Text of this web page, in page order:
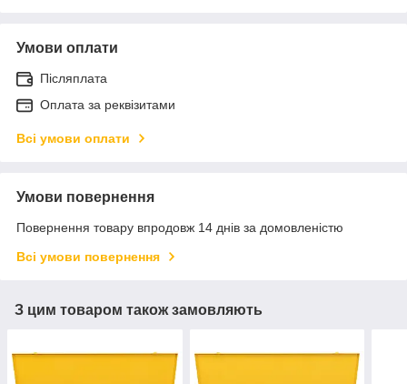
Умови оплати
Післяплата
Оплата за реквізитами
Всі умови оплати
Умови повернення
Повернення товару впродовж 14 днів за домовленістю
Всі умови повернення
З цим товаром також замовляють